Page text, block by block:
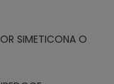
SIMETICONA O